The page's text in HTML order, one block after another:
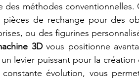
des méthodes conventionnelles.
de rechange pour des
ou des figurines
3D vous positionne
levier puissant pour la
évolution, vous